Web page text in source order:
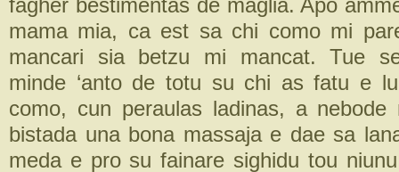
fagher bestimentas de maglia. Apo
mama mia, ca est sa chi como mi
mancari sia betzu mi mancat. Tue
minde ‘anto de totu su chi as fatu e
como, cun peraulas ladinas, a
bistada una bona massaja e dae sa
meda e pro su fainare sighidu tou